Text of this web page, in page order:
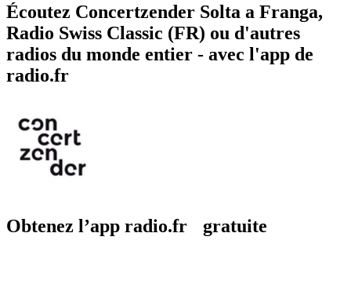
Écoutez Concertzender Solta a Franga,
Radio Swiss Classic (FR) ou d'autres
radios du monde entier - avec l'app de
radio.fr
Obtenez l’app radio.fr gratuite